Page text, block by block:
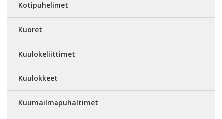
Kotipuhelimet
Kuoret
Kuulokeliittimet
Kuulokkeet
Kuumailmapuhaltimet